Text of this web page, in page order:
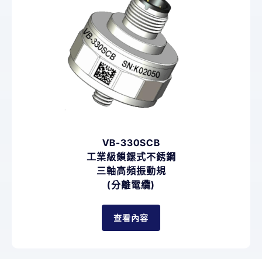
VB-330SCB
工業級鎖鏍式不銹鋼
三軸高頻振動規
(分離電纜)
查看內容